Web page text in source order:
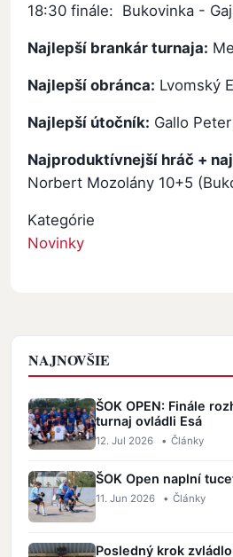
18:30 finále: Bukovinka -
Najlepší brankár turnaja:
Najlepší obránca: Lvomský
Najlepší útočník: Gallo
Najproduktívnejší hráč +
Norbert Mozolány 10+5
Kategórie
Novinky
NAJNOVŠIE
ŠOK OPEN: Finále
turnaj ovládli Esá
12. Jul 2026 • Články
ŠOK Open naplní
11. Jun 2026 • Články
Posledný krok